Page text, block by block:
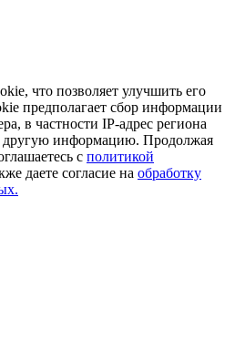
что позволяет улучшить его
предполагает сбор информации
в частности IP-адрес региона
другую информацию. Продолжая
с политикой
даете согласие на обработку